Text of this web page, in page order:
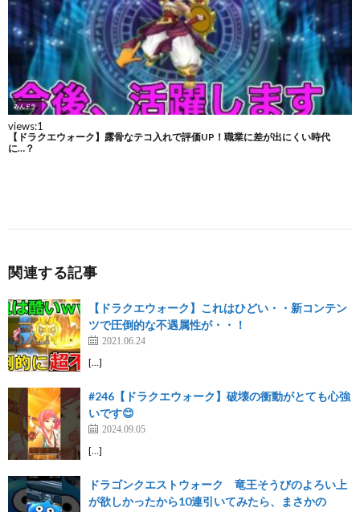
関連する記事
【ドラクエウォーク】これはひどい・・新コンテン
ツで圧倒的な不遇属性が・・！
2021.06.24
[…]
#246【ドラクエウォーク】破壊の衝動がとても心強
いです😊
2024.09.05
[…]
ドラゴンクエストウォーク 竜王そうびのよろい上
が欲しかったから10連引いてみたら、まさかの